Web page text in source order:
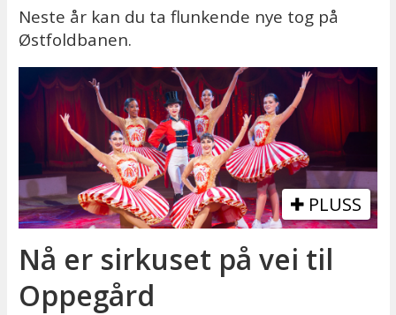
Neste år kan du ta flunkende nye tog på
Østfoldbanen.
PLUSS
Nå er sirkuset på vei til
Oppegård